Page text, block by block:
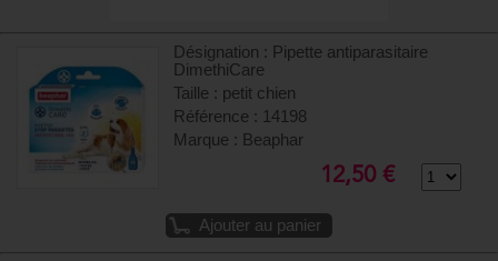
Désignation : Pipette antiparasitaire
DimethiCare
Taille : petit chien
Référence : 14198
Marque : Beaphar
12,50 €
Ajouter au panier